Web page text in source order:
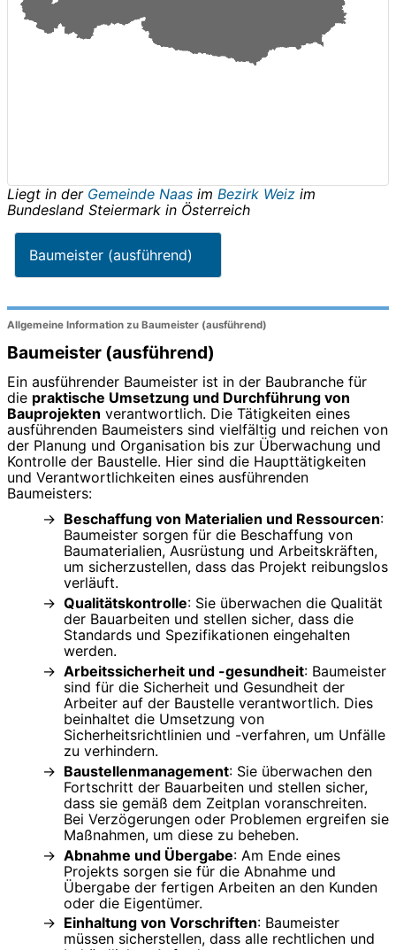
Liegt in der Gemeinde Naas im Bezirk Weiz im
Bundesland Steiermark in Österreich
Baumeister (ausführend)
Allgemeine Information zu Baumeister (ausführend)
Baumeister (ausführend)
Ein ausführender Baumeister ist in der Baubranche für
die praktische Umsetzung und Durchführung von
Bauprojekten verantwortlich. Die Tätigkeiten eines
ausführenden Baumeisters sind vielfältig und reichen von
der Planung und Organisation bis zur Überwachung und
Kontrolle der Baustelle. Hier sind die Haupttätigkeiten
und Verantwortlichkeiten eines ausführenden
Baumeisters:
Beschaffung von Materialien und Ressourcen:
Baumeister sorgen für die Beschaffung von
Baumaterialien, Ausrüstung und Arbeitskräften,
um sicherzustellen, dass das Projekt reibungslos
verläuft.
Qualitätskontrolle: Sie überwachen die Qualität
der Bauarbeiten und stellen sicher, dass die
Standards und Spezifikationen eingehalten
werden.
Arbeitssicherheit und -gesundheit: Baumeister
sind für die Sicherheit und Gesundheit der
Arbeiter auf der Baustelle verantwortlich. Dies
beinhaltet die Umsetzung von
Sicherheitsrichtlinien und -verfahren, um Unfälle
zu verhindern.
Baustellenmanagement: Sie überwachen den
Fortschritt der Bauarbeiten und stellen sicher,
dass sie gemäß dem Zeitplan voranschreiten.
Bei Verzögerungen oder Problemen ergreifen sie
Maßnahmen, um diese zu beheben.
Abnahme und Übergabe: Am Ende eines
Projekts sorgen sie für die Abnahme und
Übergabe der fertigen Arbeiten an den Kunden
oder die Eigentümer.
Einhaltung von Vorschriften: Baumeister
müssen sicherstellen, dass alle rechtlichen und